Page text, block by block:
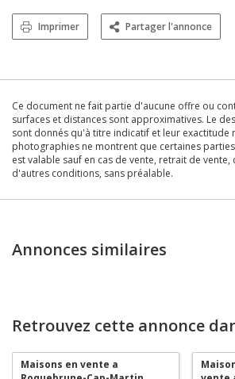
Imprimer Partager l'annonce
Ce document ne fait partie d'aucune offre ou
surfaces et distances sont approximatives. Le
sont donnés qu'à titre indicatif et leur exactitude
photographies ne montrent que certaines
est valable sauf en cas de vente, retrait de
d'autres conditions, sans préalable.
Annonces similaires
Retrouvez cette annonce
Maisons en vente a